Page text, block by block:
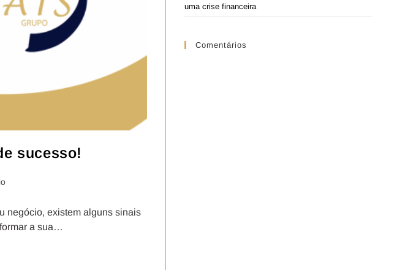
sucesso!
negócio, existem alguns sinais
a sua…
uma crise financeira
Comentários